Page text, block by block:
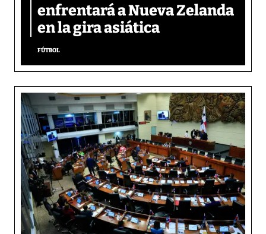
enfrentará a Nueva Zelanda
en la gira asiática
FÚTBOL